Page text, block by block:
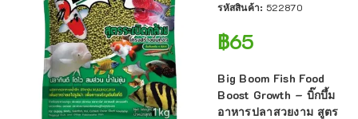
รหัสสินค้า: 522870
฿65
Big Boom Fish Food
Boost Growth – บิ๊กบึ้ม
อาหารปลาสวยงาม สูตร